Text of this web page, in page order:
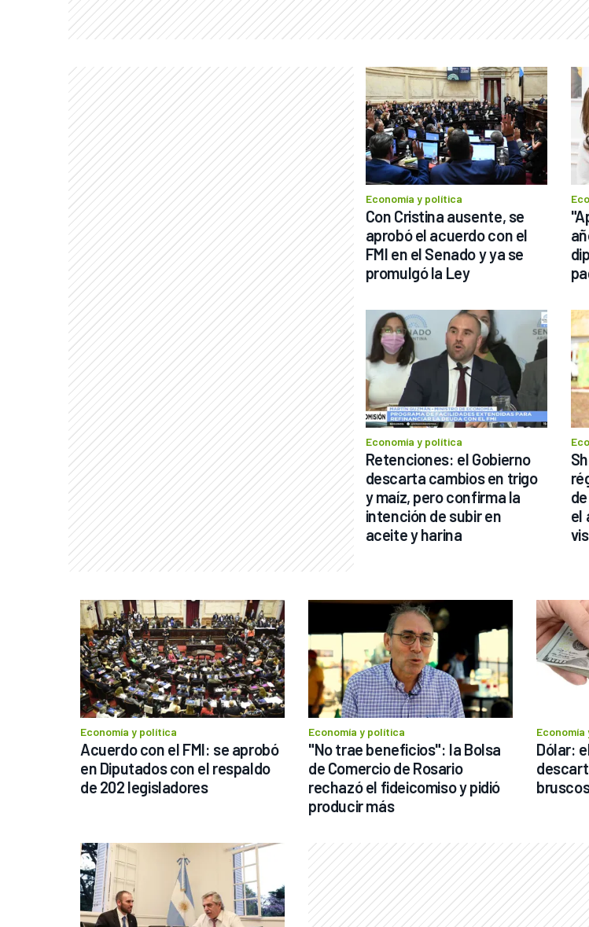
Economía y política
Con Cristina ausente, se
aprobó el acuerdo con el
FMI en el Senado y ya se
promulgó la Ley
Economía y política
Retenciones: el Gobierno
descarta cambios en trigo
y maíz, pero confirma la
intención de subir en
aceite y harina
el
Economía y política
Acuerdo con el FMI: se aprobó
en Diputados con el respaldo
de 202 legisladores
Economía y política
"No trae beneficios": la Bolsa
de Comercio de Rosario
rechazó el fideicomiso y pidió
producir más
Dólar: